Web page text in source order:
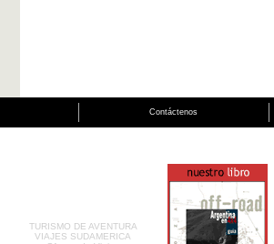
Contáctenos
TURISMO DE AVENTURA
VIAJES SUDAMERICA